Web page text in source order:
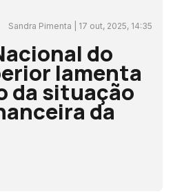
Sandra Pimenta | 17 out, 2025, 14:35
do
lamenta
da situação
da